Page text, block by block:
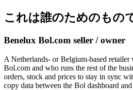
これは誰のためのもの
Benelux Bol.com seller / owner
A Netherlands- or Belgium-based retailer
Bol.com and who runs the rest of the
orders, stock and prices to stay in sync
copy data between the Bol dashboard